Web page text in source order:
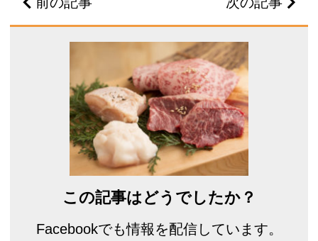
この記事はどうでしたか？
Facebookでも情報を配信しています。